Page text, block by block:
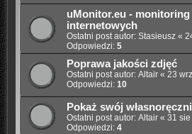
uMonitor.eu -
internetowych
Ostatni post autor: Stasieusz«
Odpowiedzi: 5
Poprawa jakości zdjęć
Ostatni post autor: Altair« 23
Odpowiedzi: 10
Pokaż swój
Ostatni post autor: Altair« 31
Odpowiedzi: 4